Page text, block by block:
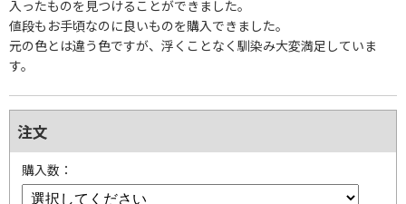
入ったものを見つけることができました。
値段もお手頃なのに良いものを購入できました。
元の色とは違う色ですが、浮くことなく馴染み大変満足していま
す。
注文
購入数：